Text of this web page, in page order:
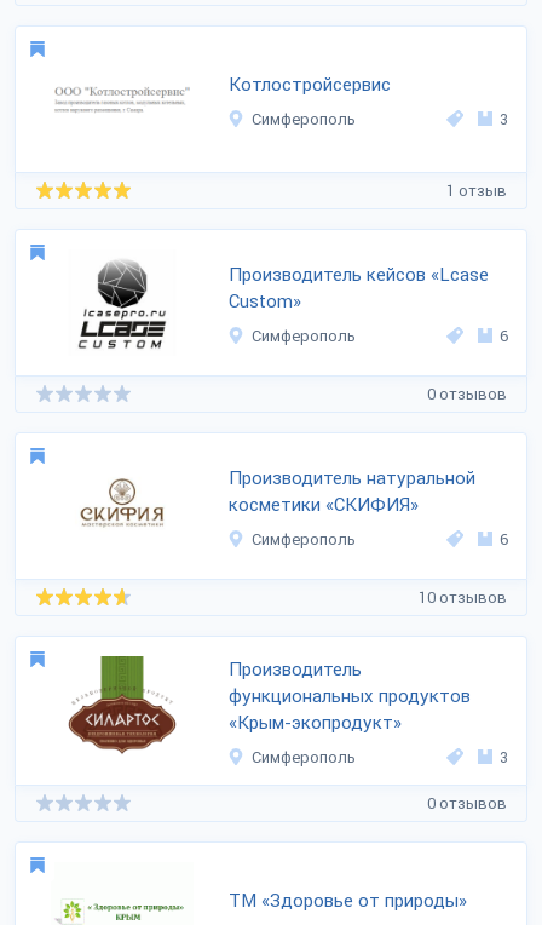
Котлостройсервис
Симферополь 3
1 отзыв
Производитель кейсов «Lcase
Custom»
Симферополь 6
0 отзывов
Производитель натуральной
косметики «СКИФИЯ»
Симферополь 6
10 отзывов
Производитель
функциональных продуктов
«Крым-экопродукт»
Симферополь 3
0 отзывов
ТМ «Здоровье от природы»